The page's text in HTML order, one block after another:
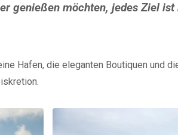
genießen möchten, jedes Ziel
Hafen, die eleganten Boutiquen und